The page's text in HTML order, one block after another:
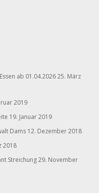
ab 01.04.202625. März
2019
19. Januar 2019
Dams 12. Dezember 2018
2018
Streichung29. November